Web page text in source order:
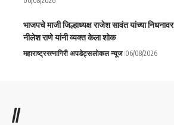
भाजपचे माजी जिल्हाध्यक्ष राजेश सावंत यांच्या निधनावर
नीलेश राणे यांनी व्यक्त केला शोक
महाराष्ट्ररत्नागिरी अपडेट्सलोकल न्यूज 06/08/2026
//